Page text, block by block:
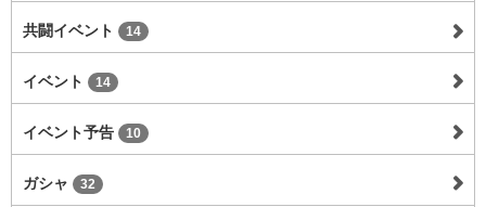
共闘イベント 14
イベント 14
イベント予告 10
ガシャ 32